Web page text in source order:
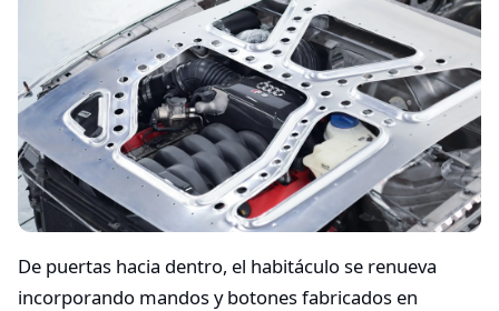
De puertas hacia dentro, el habitáculo se renueva
incorporando mandos y botones fabricados en